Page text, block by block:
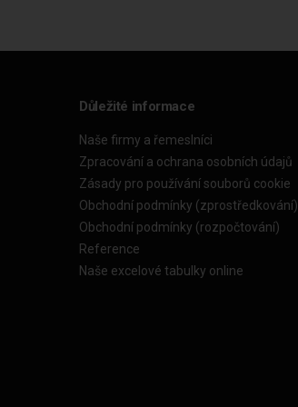
Důležité informace
Naše firmy a řemeslníci
Zpracování a ochrana osobních údajů
Zásady pro používání souborů cookie
Obchodní podmínky (zprostředkování)
Obchodní podmínky (rozpočtování)
Reference
Naše excelové tabulky online